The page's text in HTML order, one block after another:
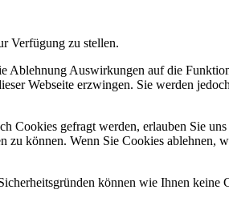
Verfügung zu stellen.
Auswirkungen auf die
Webseite erzwingen. Sie werden
Cookies gefragt werden, erlauben Sie
können. Wenn Sie Cookies ablehnen,
können wie Ihnen keine